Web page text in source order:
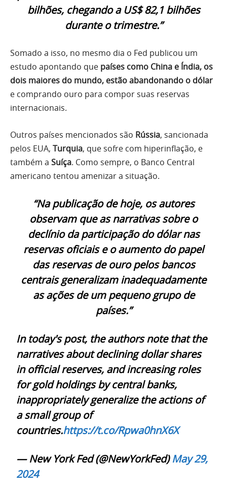
bilhões, chegando a US$ 82,1 bilhões
durante o trimestre.”
Somado a isso, no mesmo dia o Fed publicou um
estudo apontando que países como China e Índia, os
dois maiores do mundo, estão abandonando o dólar
e comprando ouro para compor suas reservas
internacionais.
Outros países mencionados são Rússia, sancionada
pelos EUA, Turquia, que sofre com hiperinflação, e
também a Suíça. Como sempre, o Banco Central
americano tentou amenizar a situação.
“Na publicação de hoje, os autores
observam que as narrativas sobre o
declínio da participação do dólar nas
reservas oficiais e o aumento do papel
das reservas de ouro pelos bancos
centrais generalizam inadequadamente
as ações de um pequeno grupo de
países.”
In today's post, the authors note that the
narratives about declining dollar shares
in official reserves, and increasing roles
for gold holdings by central banks,
inappropriately generalize the actions of
a small group of
countries.https://t.co/Rpwa0hnX6X
— New York Fed (@NewYorkFed)May 29,
2024